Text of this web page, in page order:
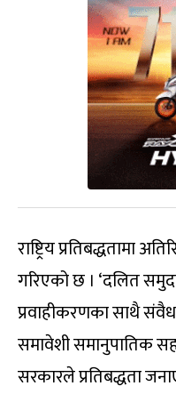
राष्ट्रिय प्रतिबद्धतामा
गरिएको छ । ‘दलित
प्रवाहीकरणका साथै
समावेशी समानुपातिक
सरकारले प्रतिबद्धता